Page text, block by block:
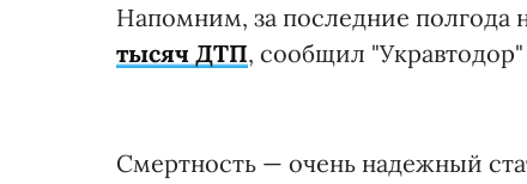
Напомним, за последние полгода
тысяч ДТП, сообщил "Укравтодор"
Смертность — очень надежный